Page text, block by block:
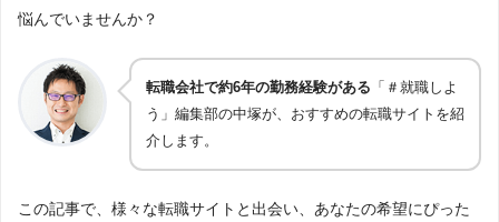
悩んでいませんか？
転職会社で約6年の勤務経験がある 「＃就職しよ
う」編集部の中塚が、おすすめの転職サイトを紹
介します。
この記事で、様々な転職サイトと出会い、あなたの希望にぴった